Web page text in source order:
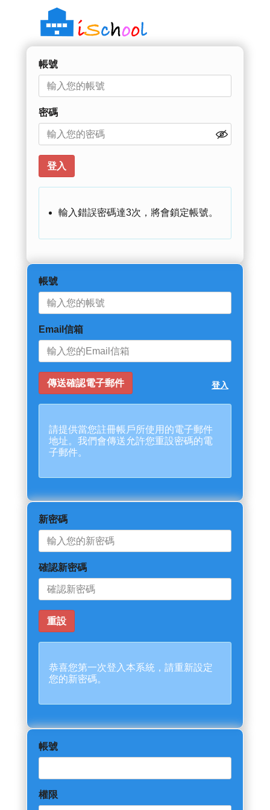
帳號
密碼
輸入錯誤密碼達3次，將會鎖定帳號。
帳號
Email信箱
登入
請提供當您註冊帳戶所使用的電子郵件
地址。我們會傳送允許您重設密碼的電
子郵件。
新密碼
確認新密碼
恭喜您第一次登入本系統，請重新設定
您的新密碼。
帳號
權限